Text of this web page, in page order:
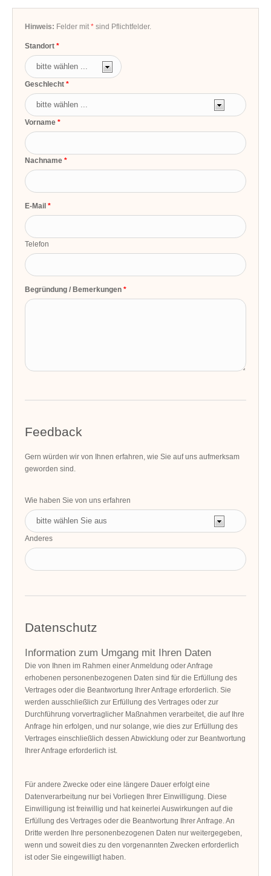
Hinweis: Felder mit* sind Pflichtfelder.
Standort
Geschlecht
Vorname
Nachname
E-Mail
Telefon
Begründung / Bemerkungen
Feedback
Gern würden wir von Ihnen erfahren, wie Sie auf uns aufmerksam
geworden sind.
Wie haben Sie von uns erfahren
Anderes
Datenschutz
Information zum Umgang mit Ihren Daten
Die von Ihnen im Rahmen einer Anmeldung oder Anfrage
erhobenen personenbezogenen Daten sind für die Erfüllung des
Vertrages oder die Beantwortung Ihrer Anfrage erforderlich. Sie
werden ausschließlich zur Erfüllung des Vertrages oder zur
Durchführung vorvertraglicher Maßnahmen verarbeitet, die auf Ihre
Anfrage hin erfolgen, und nur solange, wie dies zur Erfüllung des
Vertrages einschließlich dessen Abwicklung oder zur Beantwortung
Ihrer Anfrage erforderlich ist.
Für andere Zwecke oder eine längere Dauer erfolgt eine
Datenverarbeitung nur bei Vorliegen Ihrer Einwilligung. Diese
Einwilligung ist freiwillig und hat keinerlei Auswirkungen auf die
Erfüllung des Vertrages oder die Beantwortung Ihrer Anfrage. An
Dritte werden Ihre personenbezogenen Daten nur weitergegeben,
wenn und soweit dies zu den vorgenannten Zwecken erforderlich
ist oder Sie eingewilligt haben.